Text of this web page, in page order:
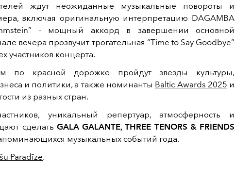
ждут неожиданные музыкальные повороты и
включая оригинальную интерпретацию DAGAMBA
- мощный аккорд в завершении основной
вечера прозвучит трогательная “Time to Say Goodbye”
участников концерта.
по красной дорожке пройдут звезды культуры,
и политики, а также номинанты Baltic Awards 2025 и
из разных стран.
уникальный репертуар, атмосферность и
сделать GALA GALANTE, THREE TENORS & FRIENDS
музыкальных событий года.
Paradīze.